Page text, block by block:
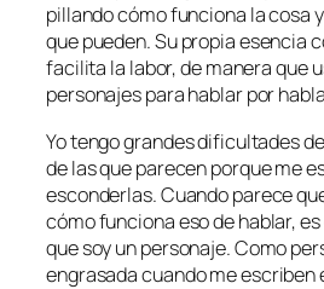
pillando cómo funciona la cosa
que pueden. Su propia esencia
facilita la labor, de manera que
personajes para hablar por
Yo tengo grandes dificultades
de las que parecen porque me
esconderlas. Cuando parece
cómo funciona eso de hablar,
que soy un personaje. Como
engrasada cuando me escriben